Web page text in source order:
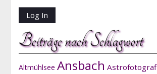
Beiträge nach Schlagwort
Altmühlsee Ansbach